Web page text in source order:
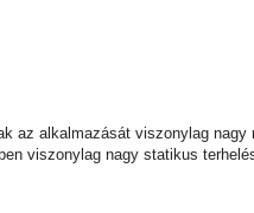
az alkalmazását viszonylag nagy
viszonylag nagy statikus